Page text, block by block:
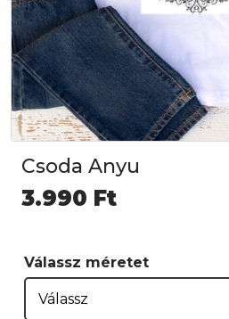
Csoda Anyu
3.990 Ft
Válassz méretet